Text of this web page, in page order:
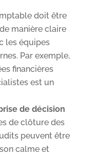
doit être
manière claire
les équipes
Par exemple,
financières
est un
de décision
de clôture des
peuvent être
calme et